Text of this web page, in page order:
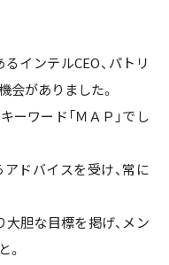
インテルCEO、パトリ
会がありました。
ーワード「ＭＡＰ」でし
ドバイスを受け、常に
胆な目標を掲げ、メン
。